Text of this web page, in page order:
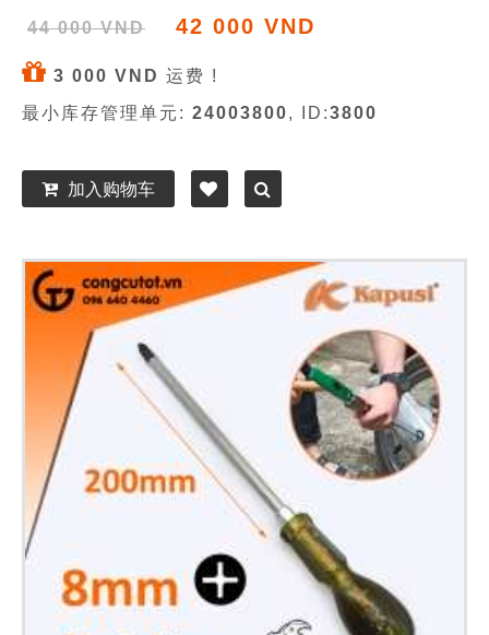
44 000 VND 42 000 VND
3 000 VND 运费 !
最小库存管理单元: 24003800, ID:3800
加入购物车